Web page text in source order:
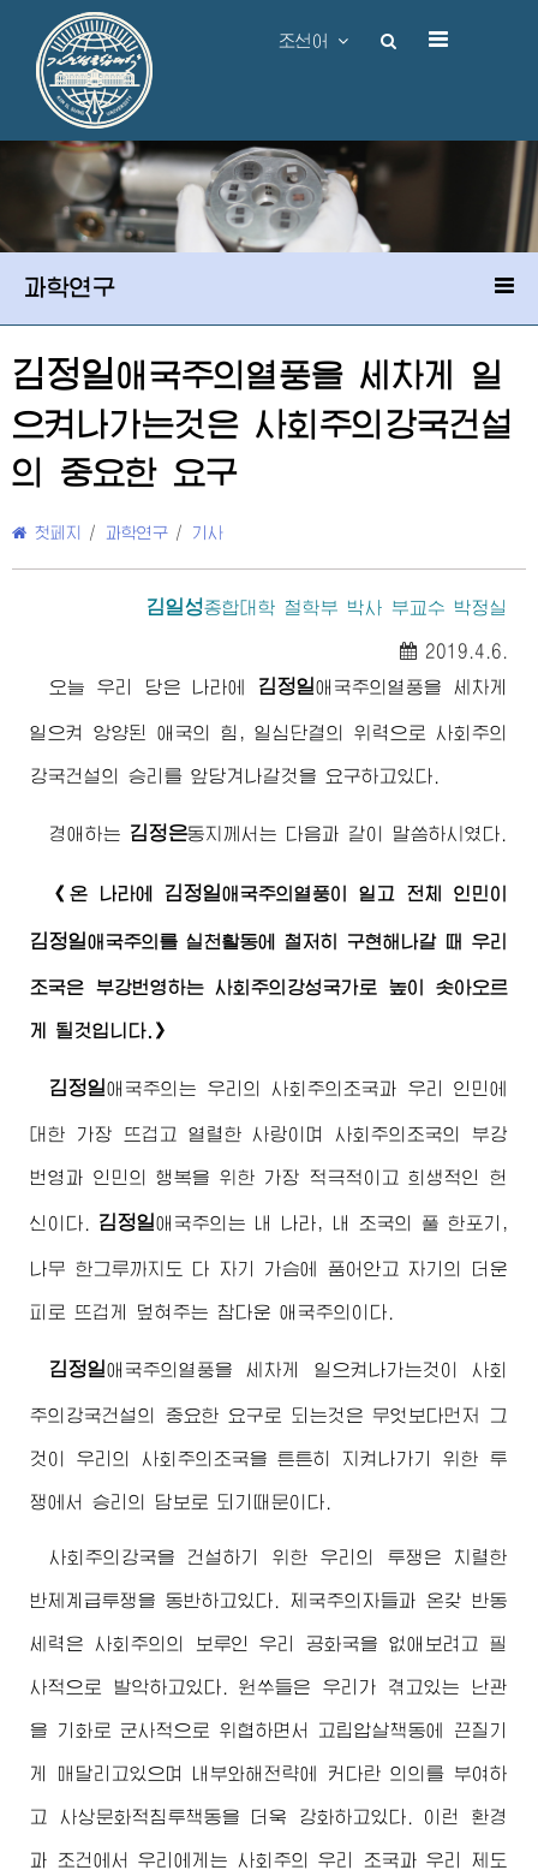
조선어
과학연구
김정일애국주의열풍을 세차게 일
으켜나가는것은 사회주의강국건설
의 중요한 요구
첫페지 / 과학연구 / 기사
김일성종합대학 철학부 박사 부교수 박정실
2019.4.6.
오늘 우리 당은 나라에 김정일애국주의열풍을 세차게
일으켜 앙양된 애국의 힘, 일심단결의 위력으로 사회주의
강국건설의 승리를 앞당겨나갈것을 요구하고있다.
경애하는 김정은동지 께서는 다음과 같이 말씀하시였다.
《온 나라에 김정일애국주의열풍이 일고 전체 인민이
김정일애국주의를 실천활동에 철저히 구현해나갈 때 우리
조국은 부강번영하는 사회주의강성국가로 높이 솟아오르
게 될것입니다.》
김정일애국주의는 우리의 사회주의조국과 우리 인민에
대한 가장 뜨겁고 열렬한 사랑이며 사회주의조국의 부강
번영과 인민의 행복을 위한 가장 적극적이고 희생적인 헌
신이다. 김정일애국주의는 내 나라, 내 조국의 풀 한포기,
나무 한그루까지도 다 자기 가슴에 품어안고 자기의 더운
피로 뜨겁게 덮혀주는 참다운 애국주의이다.
김정일애국주의열풍을 세차게 일으켜나가는것이 사회
주의강국건설의 중요한 요구로 되는것은 무엇보다먼저 그
것이 우리의 사회주의조국을 튼튼히 지켜나가기 위한 투
쟁에서 승리의 담보로 되기때문이다.
사회주의강국을 건설하기 위한 우리의 투쟁은 치렬한
반제계급투쟁을 동반하고있다. 제국주의자들과 온갖 반동
세력은 사회주의의 보루인 우리 공화국을 없애보려고 필
사적으로 발악하고있다. 원쑤들은 우리가 겪고있는 난관
을 기화로 군사적으로 위협하면서 고립압살책동에 끈질기
게 매달리고있으며 내부와해전략에 커다란 의의를 부여하
고 사상문화적침투책동을 더욱 강화하고있다. 이런 환경
과 조건에서 우리에게는 사회주의 우리 조국과 우리 제도